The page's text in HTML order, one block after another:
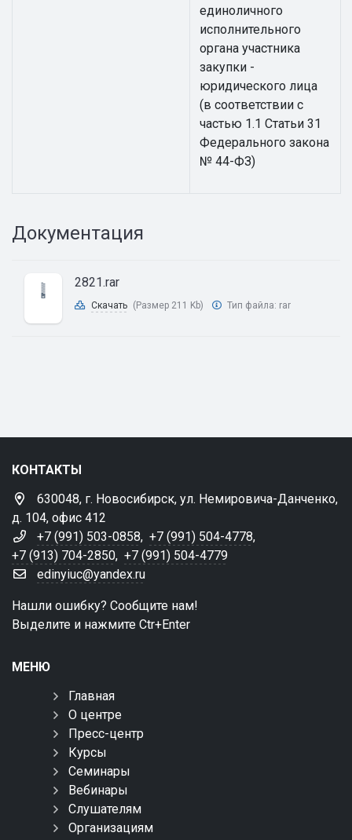
единоличного
исполнительного
органа участника
закупки -
юридического лица
(в соответствии с
частью 1.1 Статьи 31
Федерального закона
№ 44-ФЗ)
Документация
2821.rar
Скачать (Размер 211 Kb) Тип файла: rar
КОНТАКТЫ
630048, г. Новосибирск, ул. Немировича-Данченко,
д. 104, офис 412
+7 (991) 503-0858, +7 (991) 504-4778,
+7 (913) 704-2850, +7 (991) 504-4779
edinyiuc@yandex.ru
Нашли ошибку? Сообщите нам!
Выделите и нажмите Ctr+Enter
МЕНЮ
Главная
О центре
Пресс-центр
Курсы
Семинары
Вебинары
Слушателям
Организациям